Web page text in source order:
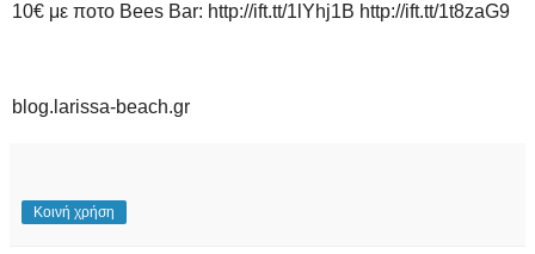
10€ με ποτο Bees Bar: http://ift.tt/1lYhj1B http://ift.tt/1t8zaG9
blog.larissa-beach.gr
Κοινή χρήση